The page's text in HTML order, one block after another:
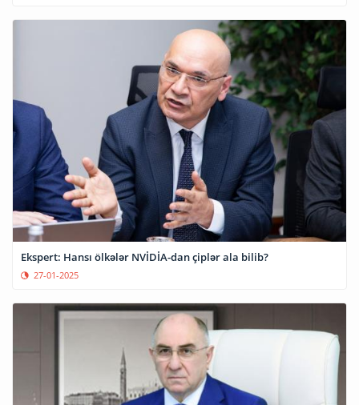
Ekspert: Hansı ölkələr NVİDİA-dan çiplər ala bilib?
27-01-2025